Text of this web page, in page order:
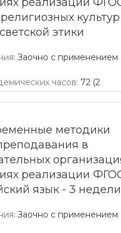
светской этики
: Заочно с применением
часов: 72 (2
методики
в
реализации
язык - 3 недели
: Заочно с применением